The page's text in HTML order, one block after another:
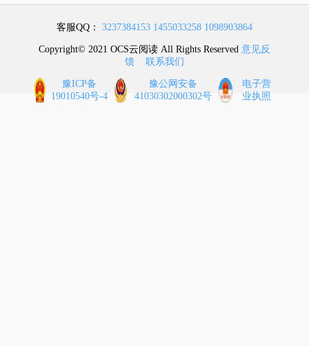
本规范用词说明
条文说明
客服QQ： 3237384153 1455033258 1098903864
Copyright© 2021 OCS云阅读 All Rights Reserved 意见反
馈
联系我们
豫ICP备
19010540号-4
豫公网安备
41030302000302号
电子营
业执照